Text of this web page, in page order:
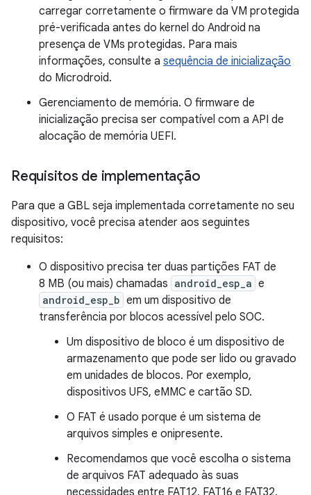
carregar corretamente o firmware da VM protegida
pré-verificada antes do kernel do Android na
presença de VMs protegidas. Para mais
informações, consulte a sequência de inicialização
do Microdroid.
Gerenciamento de memória. O firmware de
inicialização precisa ser compatível com a API de
alocação de memória UEFI.
Requisitos de implementação
Para que a GBL seja implementada corretamente no seu
dispositivo, você precisa atender aos seguintes
requisitos:
O dispositivo precisa ter duas partições FAT de
8 MB (ou mais) chamadas android_esp_a e
android_esp_b em um dispositivo de
transferência por blocos acessível pelo SOC.
Um dispositivo de bloco é um dispositivo de
armazenamento que pode ser lido ou gravado
em unidades de blocos. Por exemplo,
dispositivos UFS, eMMC e cartão SD.
O FAT é usado porque é um sistema de
arquivos simples e onipresente.
Recomendamos que você escolha o sistema
de arquivos FAT adequado às suas
necessidades entre FAT12, FAT16 e FAT32.